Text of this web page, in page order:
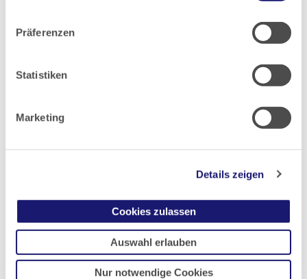
Präferenzen
Statistiken
Marketing
Details zeigen
Cookies zulassen
Auswahl erlauben
Nur notwendige Cookies
Digitales Lernen
Förderung
Kontakt: Akademie für Ärztliche Fort- und
zurück zur Akademie